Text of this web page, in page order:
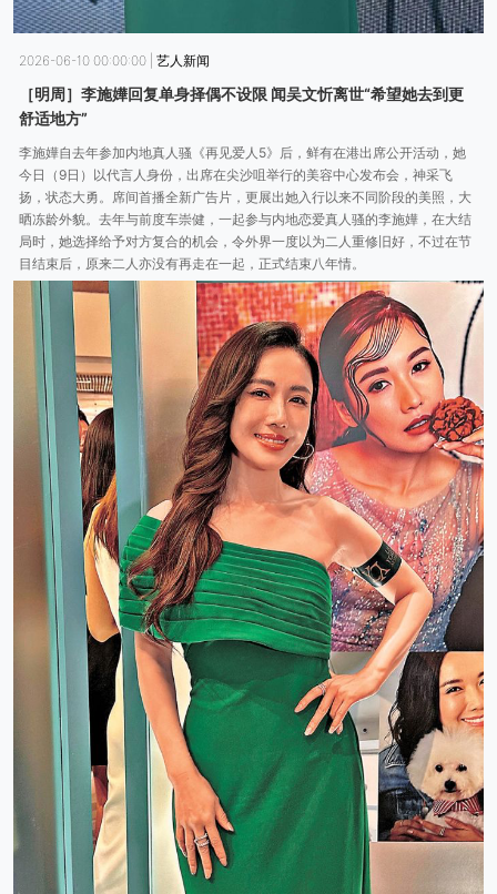
2026-06-10 00:00:00 艺人新闻
［明周］李施嬅回复单身择偶不设限 闻吴文忻离世“希望她去到更
舒适地方”
李施嬅自去年参加内地真人骚《再见爱人5》后，鲜有在港出席公开活动，她
今日（9日）以代言人身份，出席在尖沙咀举行的美容中心发布会，神采飞
扬，状态大勇。席间首播全新广告片，更展出她入行以来不同阶段的美照，大
晒冻龄外貌。去年与前度车崇健，一起参与内地恋爱真人骚的李施嬅，在大结
局时，她选择给予对方复合的机会，令外界一度以为二人重修旧好，不过在节
目结束后，原来二人亦没有再走在一起，正式结束八年情。